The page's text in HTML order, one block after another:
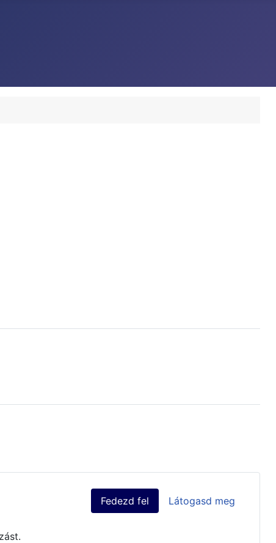
Fedezd fel Látogasd meg